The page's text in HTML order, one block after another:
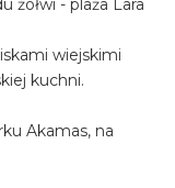
żółwi - plaża Lara
wiejskimi
kuchni.
Akamas, na